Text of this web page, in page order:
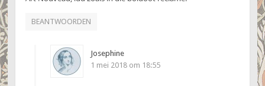
BEANTWOORDEN
Josephine
1 mei 2018 om 18:55